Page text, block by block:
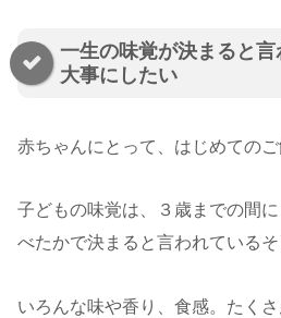
一生の味覚が決まると
大事にしたい
赤ちゃんにとって、はじめてのご
子どもの味覚は、３歳までの間
べたかで決まると言われているそ
いろんな味や香り、食感。たく